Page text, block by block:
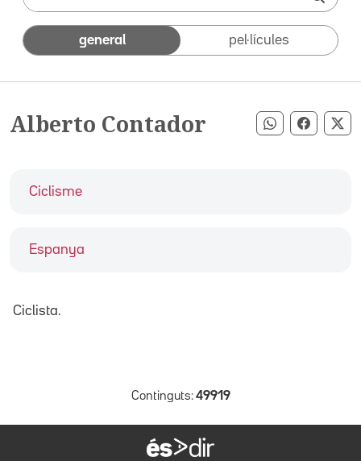
general pel·lícules
Alberto Contador Compartir
Ciclisme
Espanya
Ciclista.
Continguts: 49919